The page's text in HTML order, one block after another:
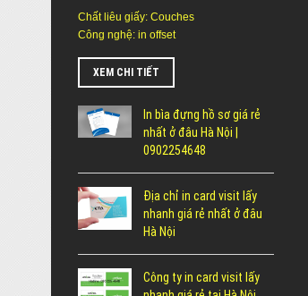
Chất liêu giấy: Couches
Công nghệ: in offset
XEM CHI TIẾT
In bìa đựng hồ sơ giá rẻ
nhất ở đâu Hà Nội |
0902254648
Địa chỉ in card visit lấy
nhanh giá rẻ nhất ở đâu
Hà Nội
Công ty in card visit lấy